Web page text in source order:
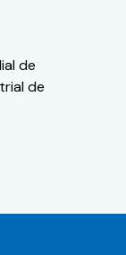
de
de